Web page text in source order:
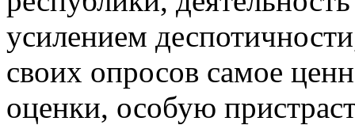
усилением
своих опросов самое
оценки, особую